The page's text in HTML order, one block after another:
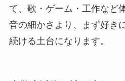
て、歌・ゲーム・工作など
音の細かさより、まず好き
続ける土台になります。